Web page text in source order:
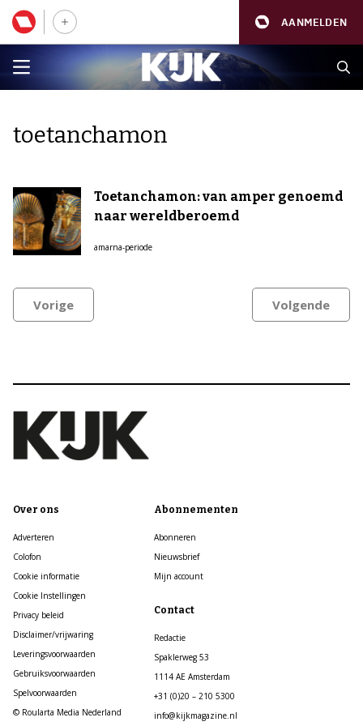
AANMELDEN
toetanchamon
Toetanchamon: van amper genoemd
naar wereldberoemd
amarna-periode
Vorige Volgende
Over ons
Adverteren
Colofon
Cookie informatie
Cookie Instellingen
Privacy beleid
Disclaimer/vrijwaring
Leveringsvoorwaarden
Gebruiksvoorwaarden
Spelvoorwaarden
© Roularta Media Nederland
Abonnementen
Abonneren
Nieuwsbrief
Mijn account
Contact
Redactie
Spaklerweg 53
1114 AE Amsterdam
+31 (0)20 – 210 5300
info@kijkmagazine.nl